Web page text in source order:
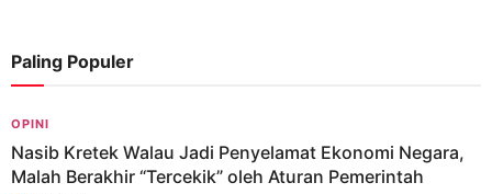
Paling Populer
OPINI
Nasib Kretek Walau Jadi Penyelamat Ekonomi Negara,
Malah Berakhir “Tercekik” oleh Aturan Pemerintah